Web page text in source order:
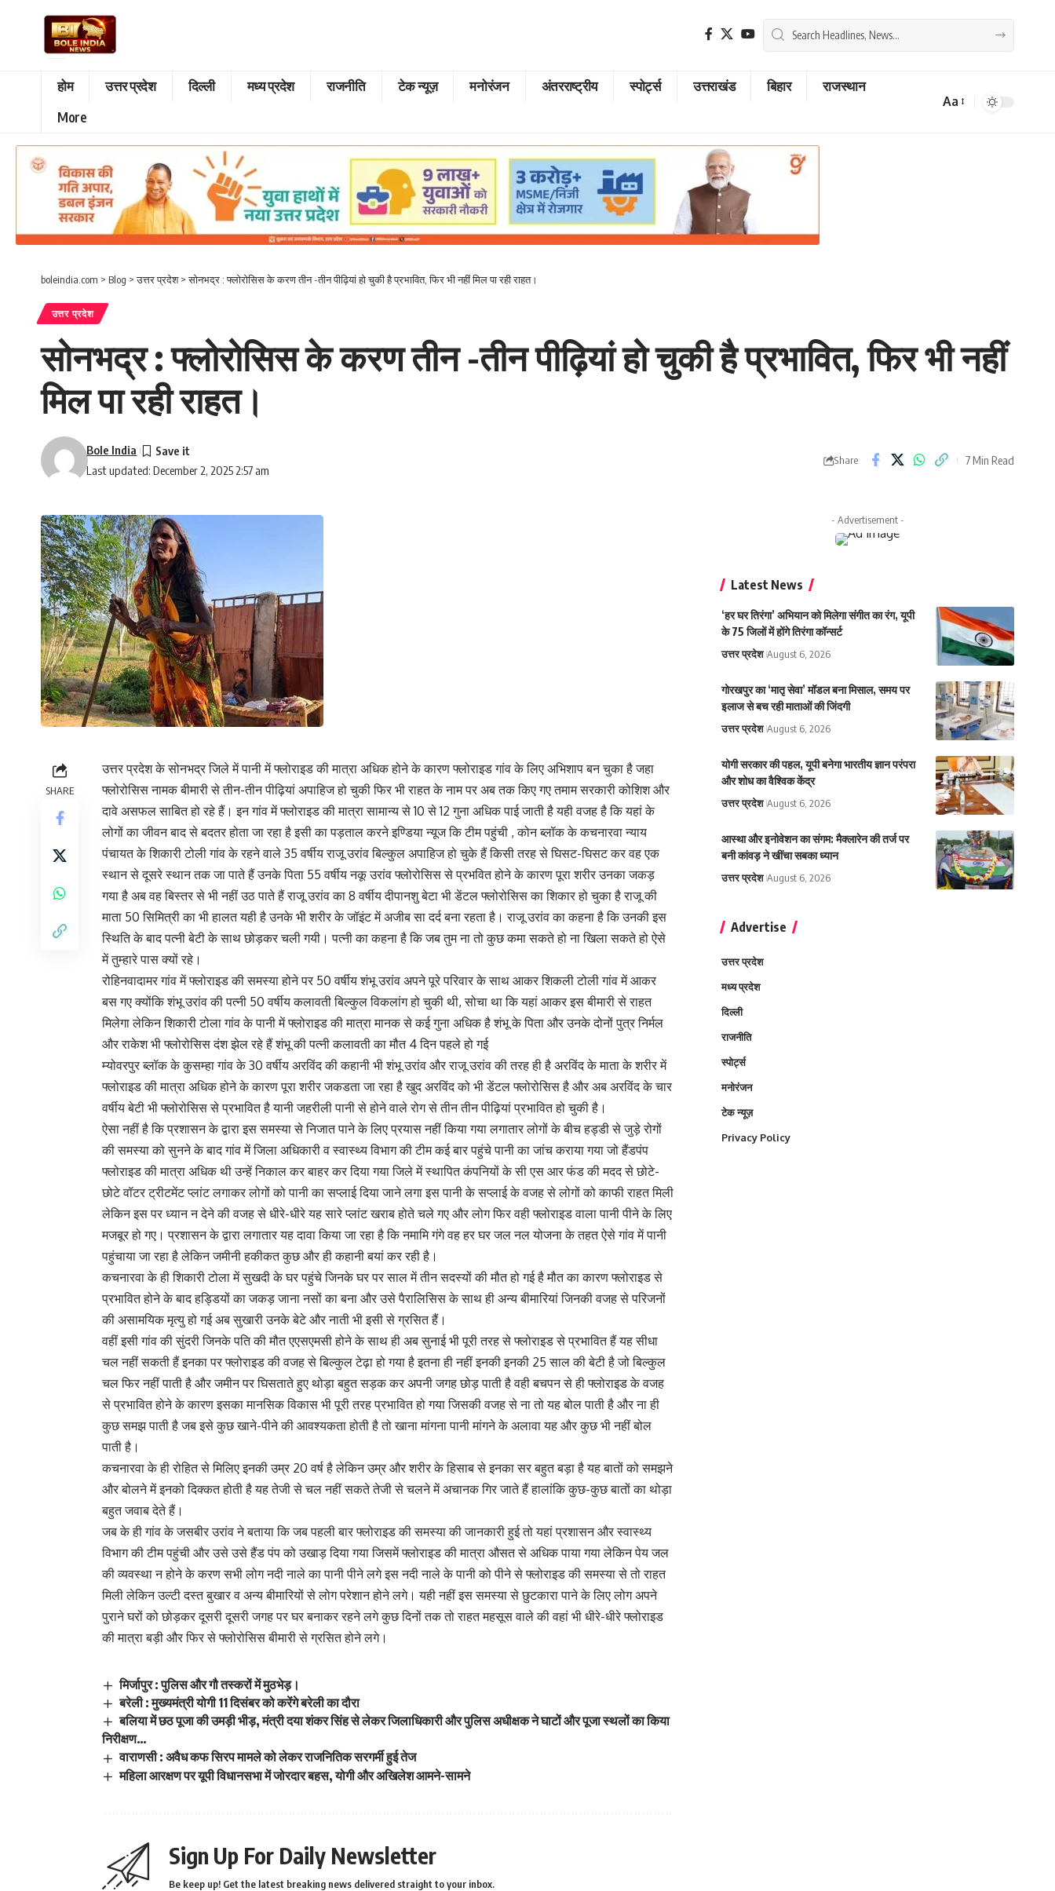
होम उत्तर प्रदेश दिल्ली मध्य प्रदेश राजनीति टेक न्यूज़ मनोरंजन अंतरराष्ट्रीय स्पोर्ट्स उत्तराखंड बिहार
राजस्थान
More
Font
Aa
boleindia.com > Blog >उत्तर प्रदेश>सोनभद्र : फ्लोरोसिस के करण तीन -तीन पीढ़ियां हो चुकी है प्रभावित, फिर भी नहीं मिल पा रही राहत।
उत्तर प्रदेश
सोनभद्र : फ्लोरोसिस के करण तीन -तीन पीढ़ियां हो चुकी है प्रभावित, फिर भी नहीं
मिल पा रही राहत।
Last updated: December 2, 2025 2:57 am
Bole India
Share 7 Min Read
SHARE
उत्तर प्रदेश के सोनभद्र जिले में पानी में फ्लोराइड की मात्रा अधिक होने के कारण फ्लोराइड गांव के लिए अभिशाप बन चुका है जहा
फ्लोरोसिस नामक बीमारी से तीन-तीन पीढ़ियां अपाहिज हो चुकी फिर भी राहत के नाम पर अब तक किए गए तमाम सरकारी कोशिश और
दावे असफल साबित हो रहे हैं। इन गांव में फ्लोराइड की मात्रा सामान्य से 10 से 12 गुना अधिक पाई जाती है यही वजह है कि यहां के
लोगों का जीवन बाद से बदतर होता जा रहा है इसी का पड़ताल करने इण्डिया न्यूज कि टीम पहुंची , कोन ब्लॉक के कचनारवा न्याय
पंचायत के शिकारी टोली गांव के रहने वाले 35 वर्षीय राजू उरांव बिल्कुल अपाहिज हो चुके हैं किसी तरह से घिसट-घिसट कर वह एक
स्थान से दूसरे स्थान तक जा पाते हैं उनके पिता 55 वर्षीय नकू उरांव फ्लोरोसिस से प्रभवित होने के कारण पूरा शरीर उनका जकड़
गया है अब वह बिस्तर से भी नहीं उठ पाते हैं राजू उरांव का 8 वर्षीय दीपानशु बेटा भी डेंटल फ्लोरोसिस का शिकार हो चुका है राजू की
माता 50 सिमित्री का भी हालत यही है उनके भी शरीर के जॉइंट में अजीब सा दर्द बना रहता है। राजू उरांव का कहना है कि उनकी इस
स्थिति के बाद पत्नी बेटी के साथ छोड़कर चली गयी। पत्नी का कहना है कि जब तुम ना तो कुछ कमा सकते हो ना खिला सकते हो ऐसे
में तुम्हारे पास क्यों रहे।
रोहिनवादामर गांव में फ्लोराइड की समस्या होने पर 50 वर्षीय शंभू उरांव अपने पूरे परिवार के साथ आकर शिकली टोली गांव में आकर
बस गए क्योंकि शंभू उरांव की पत्नी 50 वर्षीय कलावती बिल्कुल विकलांग हो चुकी थी, सोचा था कि यहां आकर इस बीमारी से राहत
मिलेगा लेकिन शिकारी टोला गांव के पानी में फ्लोराइड की मात्रा मानक से कई गुना अधिक है शंभू के पिता और उनके दोनों पुत्र निर्मल
और राकेश भी फ्लोरोसिस दंश झेल रहे हैं शंभू की पत्नी कलावती का मौत 4 दिन पहले हो गई
म्योवरपुर ब्लॉक के कुसम्हा गांव के 30 वर्षीय अरविंद की कहानी भी शंभू उरांव और राजू उरांव की तरह ही है अरविंद के माता के शरीर में
फ्लोराइड की मात्रा अधिक होने के कारण पूरा शरीर जकडता जा रहा है खुद अरविंद को भी डेंटल फ्लोरोसिस है और अब अरविंद के चार
वर्षीय बेटी भी फ्लोरोसिस से प्रभावित है यानी जहरीली पानी से होने वाले रोग से तीन तीन पीढ़ियां प्रभावित हो चुकी है।
ऐसा नहीं है कि प्रशासन के द्वारा इस समस्या से निजात पाने के लिए प्रयास नहीं किया गया लगातार लोगों के बीच हड्डी से जुड़े रोगों
की समस्या को सुनने के बाद गांव में जिला अधिकारी व स्वास्थ्य विभाग की टीम कई बार पहुंचे पानी का जांच कराया गया जो हैंडपंप
फ्लोराइड की मात्रा अधिक थी उन्हें निकाल कर बाहर कर दिया गया जिले में स्थापित कंपनियों के सी एस आर फंड की मदद से छोटे-
छोटे वॉटर ट्रीटमेंट प्लांट लगाकर लोगों को पानी का सप्लाई दिया जाने लगा इस पानी के सप्लाई के वजह से लोगों को काफी राहत मिली
लेकिन इस पर ध्यान न देने की वजह से धीरे-धीरे यह सारे प्लांट खराब होते चले गए और लोग फिर वही फ्लोराइड वाला पानी पीने के लिए
मजबूर हो गए। प्रशासन के द्वारा लगातार यह दावा किया जा रहा है कि नमामि गंगे वह हर घर जल नल योजना के तहत ऐसे गांव में पानी
पहुंचाया जा रहा है लेकिन जमीनी हकीकत कुछ और ही कहानी बयां कर रही है।
कचनारवा के ही शिकारी टोला में सुखदी के घर पहुंचे जिनके घर पर साल में तीन सदस्यों की मौत हो गई है मौत का कारण फ्लोराइड से
प्रभावित होने के बाद हड्डियों का जकड़ जाना नसों का बना और उसे पैरालिसिस के साथ ही अन्य बीमारियां जिनकी वजह से परिजनों
की असामयिक मृत्यु हो गई अब सुखारी उनके बेटे और नाती भी इसी से ग्रसित हैं।
वहीं इसी गांव की सुंदरी जिनके पति की मौत एएसएमसी होने के साथ ही अब सुनाई भी पूरी तरह से फ्लोराइड से प्रभावित हैं यह सीधा
चल नहीं सकती हैं इनका पर फ्लोराइड की वजह से बिल्कुल टेढ़ा हो गया है इतना ही नहीं इनकी इनकी 25 साल की बेटी है जो बिल्कुल
चल फिर नहीं पाती है और जमीन पर घिसताते हुए थोड़ा बहुत सड़क कर अपनी जगह छोड़ पाती है वही बचपन से ही फ्लोराइड के वजह
से प्रभावित होने के कारण इसका मानसिक विकास भी पूरी तरह प्रभावित हो गया जिसकी वजह से ना तो यह बोल पाती है और ना ही
कुछ समझ पाती है जब इसे कुछ खाने-पीने की आवश्यकता होती है तो खाना मांगना पानी मांगने के अलावा यह और कुछ भी नहीं बोल
पाती है।
कचनारवा के ही रोहित से मिलिए इनकी उम्र 20 वर्ष है लेकिन उम्र और शरीर के हिसाब से इनका सर बहुत बड़ा है यह बातों को समझने
और बोलने में इनको दिक्कत होती है यह तेजी से चल नहीं सकते तेजी से चलने में अचानक गिर जाते हैं हालांकि कुछ-कुछ बातों का थोड़ा
बहुत जवाब देते हैं।
जब के ही गांव के जसबीर उरांव ने बताया कि जब पहली बार फ्लोराइड की समस्या की जानकारी हुई तो यहां प्रशासन और स्वास्थ्य
विभाग की टीम पहुंची और उसे उसे हैंड पंप को उखाड़ दिया गया जिसमें फ्लोराइड की मात्रा औसत से अधिक पाया गया लेकिन पेय जल
की व्यवस्था न होने के करण सभी लोग नदी नाले का पानी पीने लगे इस नदी नाले के पानी को पीने से फ्लोराइड की समस्या से तो राहत
मिली लेकिन उल्टी दस्त बुखार व अन्य बीमारियों से लोग परेशान होने लगे। यही नहीं इस समस्या से छुटकारा पाने के लिए लोग अपने
पुराने घरों को छोड़कर दूसरी दूसरी जगह पर घर बनाकर रहने लगे कुछ दिनों तक तो राहत महसूस वाले की वहां भी धीरे-धीरे फ्लोराइड
की मात्रा बड़ी और फिर से फ्लोरोसिस बीमारी से ग्रसित होने लगे।
मिर्जापुर : पुलिस और गौ तस्करों में मुठभेड़।
बरेली : मुख्यमंत्री योगी 11 दिसंबर को करेंगे बरेली का दौरा
बलिया में छठ पूजा की उमड़ी भीड़, मंत्री दया शंकर सिंह से लेकर जिलाधिकारी और पुलिस अधीक्षक ने घाटों और पूजा स्थलों का किया
निरीक्षण…
वाराणसी : अवैध कफ सिरप मामले को लेकर राजनितिक सरगर्मी हुई तेज
महिला आरक्षण पर यूपी विधानसभा में जोरदार बहस, योगी और अखिलेश आमने-सामने
Sign Up For Daily Newsletter
Be keep up! Get the latest breaking news delivered straight to your inbox.
- Advertisement -
Latest News
‘हर घर तिरंगा’ अभियान को मिलेगा संगीत का रंग, यूपी
के 75 जिलों में होंगे तिरंगा कॉन्सर्ट
उत्तर प्रदेश August 6, 2026
गोरखपुर का ‘मातृ सेवा’ मॉडल बना मिसाल, समय पर
इलाज से बच रही माताओं की जिंदगी
उत्तर प्रदेश August 6, 2026
योगी सरकार की पहल, यूपी बनेगा भारतीय ज्ञान परंपरा
और शोध का वैश्विक केंद्र
उत्तर प्रदेश August 6, 2026
आस्था और इनोवेशन का संगम: मैक्लारेन की तर्ज पर
बनी कांवड़ ने खींचा सबका ध्यान
उत्तर प्रदेश August 6, 2026
Advertise
उत्तर प्रदेश
मध्य प्रदेश
दिल्ली
राजनीति
स्पोर्ट्स
मनोरंजन
टेक न्यूज़
Privacy Policy